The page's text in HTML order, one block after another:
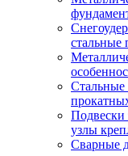
стальные
Стальные
Подвески
узлы
Сварные